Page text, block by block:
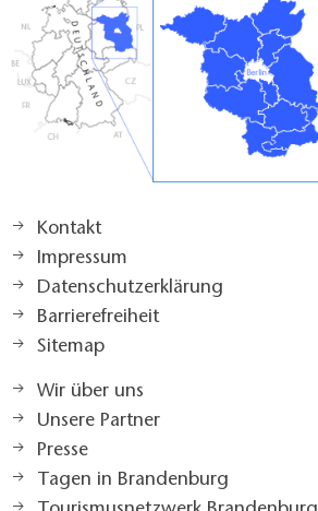
Kontakt
Impressum
Datenschutzerklärung
Barrierefreiheit
Sitemap
Wir über uns
Unsere Partner
Presse
Tagen in Brandenburg